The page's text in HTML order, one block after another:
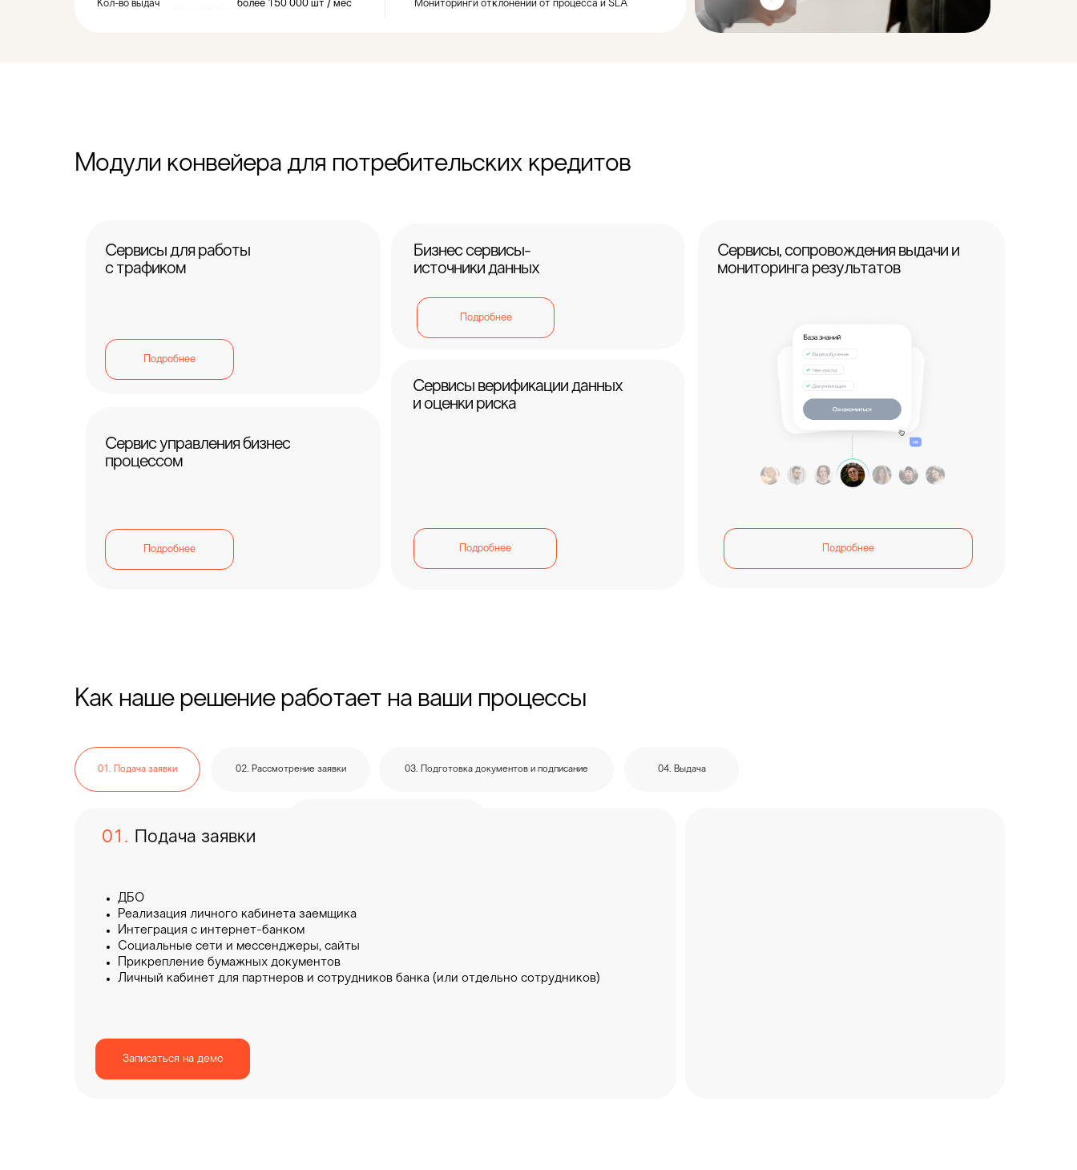
Мониторинги отĸлонений от процесса и SLA
Кол-во выдач более 150 000 шт / мес
Модули конвейера для потребительских кредитов
Сервисы для работы
с трафиком
Бизнес сервисы-
источники данных
Сервисы верификации данных
и оценки риска
Сервис управления бизнес
процессом
Сервисы, сопровождения выдачи и
мониторинга результатов
Подробнее
Подробнее Подробнее Подробнее
Подробнее
Как наше решение работает на ваши процессы
03. Подготовка документов и подписание 04. Выдача
02. Рассмотрение заявки
01. Подача заявки
Записаться на демо
01. Подача заявки
ДБО
Реализация личного кабинета заемщика
Интеграция с интернет-банком
Социальные сети и мессенджеры, сайты
Прикрепление бумажных документов
Личный кабинет для партнеров и сотрудников банка (или отдельно сотрудников)